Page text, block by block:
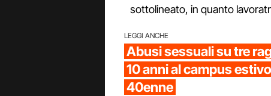
sottolineato, in quanto
LEGGI ANCHE
Abusi sessuali su tre
10 anni al campus
40enne